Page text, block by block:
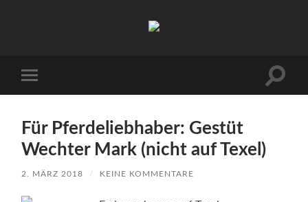
Familie
Menü
Für Pferdeliebhaber: Gestüt
Wechter Mark (nicht auf Texel)
2. MÄRZ 2018 / KEINE KOMMENTARE